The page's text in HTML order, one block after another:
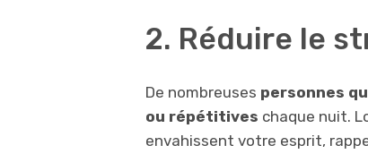
2. Réduire le
De nombreuses personnes
ou répétitives chaque nuit.
envahissent votre esprit,